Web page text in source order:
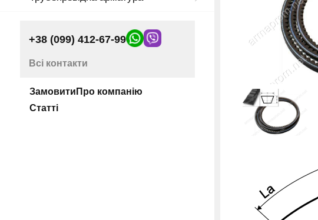
+38 (099) 412-67-99
Всі контакти
Замовити
Статті
Про компанію